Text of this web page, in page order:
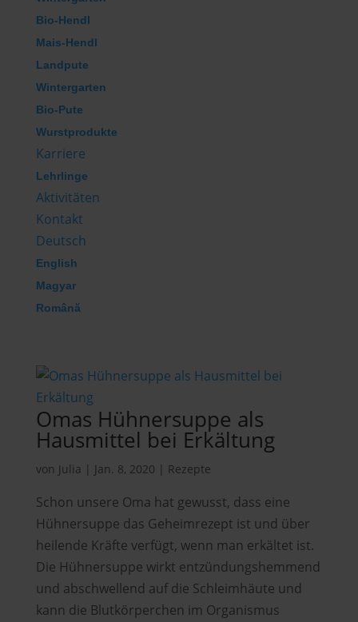
Bio-Hendl
Mais-Hendl
Landpute
Wintergarten
Bio-Pute
Wurstprodukte
Karriere
Lehrlinge
Aktivitäten
Kontakt
Deutsch
English
Magyar
Română
Omas Hühnersuppe als
Hausmittel bei Erkältung
von Julia | Jan. 8, 2020 | Rezepte
Schon unsere Oma hat gewusst, dass eine
Hühnersuppe das Geheimrezept ist und über
heilende Kräfte verfügt, wenn man erkältet ist.
Die Hühnersuppe wirkt entzündungshemmend
und abschwellend auf die Schleimhäute und
kann die Blutkörperchen im Organismus